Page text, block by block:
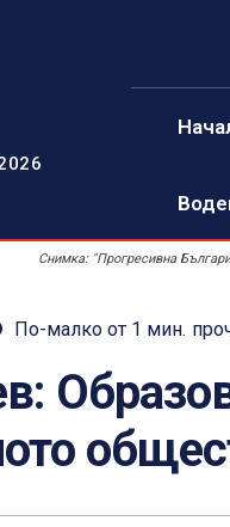
Снимка: "Прогресивна
По-малко от 1 мин.